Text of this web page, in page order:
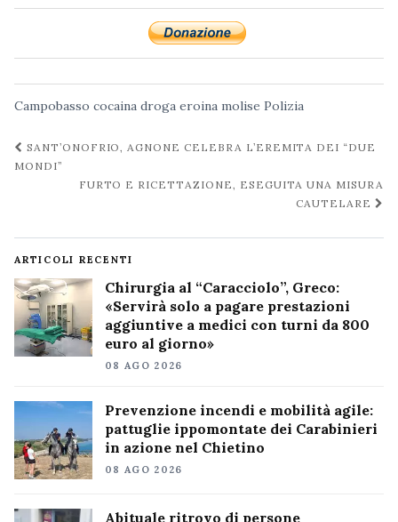
Campobasso cocaina droga eroina molise Polizia
Navigazione
post
SANT’ONOFRIO, AGNONE CELEBRA L’EREMITA DEI “DUE
MONDI”
FURTO E RICETTAZIONE, ESEGUITA UNA MISURA
CAUTELARE
ARTICOLI RECENTI
Chirurgia al “Caracciolo”, Greco:
«Servirà solo a pagare prestazioni
aggiuntive a medici con turni da 800
euro al giorno»
08 AGO 2026
Prevenzione incendi e mobilità agile:
pattuglie ippomontate dei Carabinieri
in azione nel Chietino
08 AGO 2026
Abituale ritrovo di persone